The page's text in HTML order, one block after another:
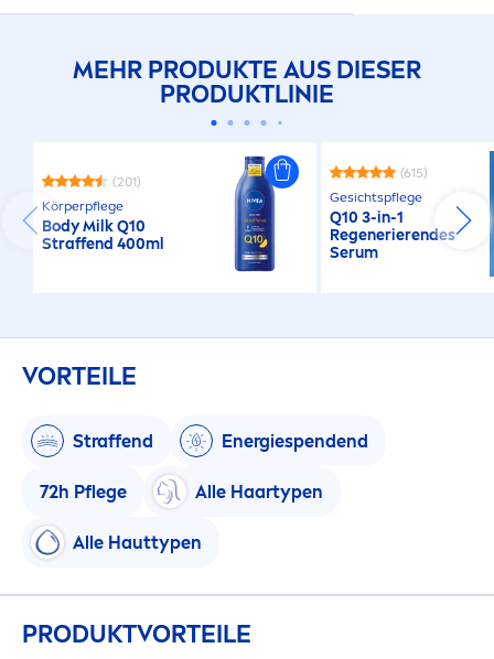
MEHR PRODUKTE AUS DIESER
PRODUKTLINIE
(201)
Körperpflege
Body Milk Q10
Straffend 400ml
(615)
Gesichtspflege
Q10 3-in-1
Regenerierendes
Serum
VORTEILE
Straffend Energiespendend
72h Pflege Alle Haartypen
Alle Hauttypen
PRODUKTVORTEILE